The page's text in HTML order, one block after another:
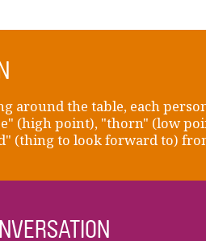
around the table, each
(high point), "thorn" (low
(thing to look forward to)